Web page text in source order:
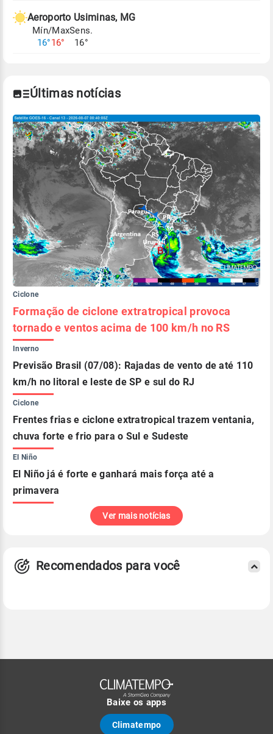
Aeroporto Usiminas, MG
Mín/Max
16°16°
Sens.
16°
Últimas notícias
Ciclone
Formação de ciclone extratropical provoca
tornado e ventos acima de 100 km/h no RS
Inverno
Previsão Brasil (07/08): Rajadas de vento de até 110
km/h no litoral e leste de SP e sul do RJ
Ciclone
Frentes frias e ciclone extratropical trazem ventania,
chuva forte e frio para o Sul e Sudeste
El Niño
El Niño já é forte e ganhará mais força até a
primavera
Ver mais notícias
Recomendados para você
Baixe os apps
Climatempo